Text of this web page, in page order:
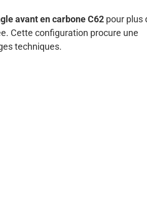
avant en carbone C62 pour plus
Cette configuration procure une
techniques.